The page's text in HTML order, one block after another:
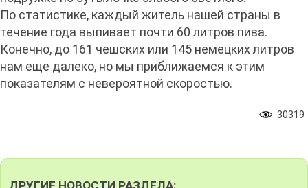
По статистике, каждый житель нашей страны в
течение года выпивает почти 60 литров пива.
Конечно, до 161 чешских или 145 немецких литров
нам еще далеко, но мы приближаемся к этим
показателям с невероятной скоростью.
30319